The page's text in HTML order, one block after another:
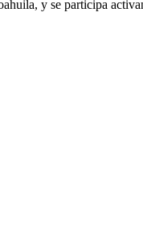
y se participa